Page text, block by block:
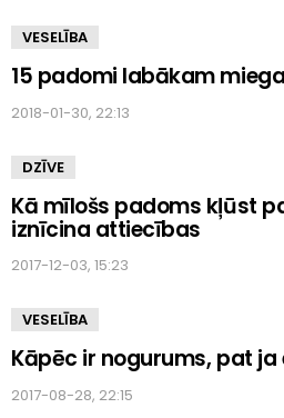
VESELĪBA
15 padomi labākam
2018-01-30, 22:13
DZĪVE
Kā mīlošs padoms kļūst
iznīcina attiecības
2017-12-03, 15:23
VESELĪBA
Kāpēc ir nogurums, pat
2017-08-28, 22:15